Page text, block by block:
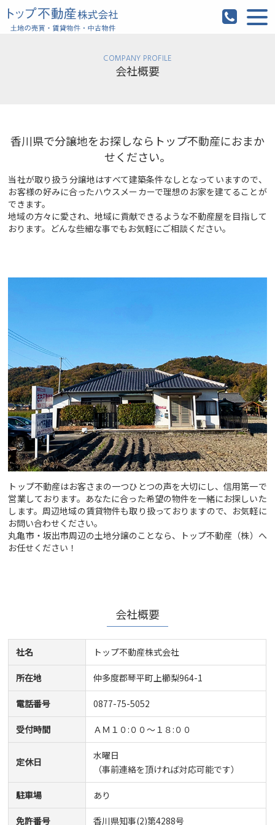
COMPANY PROFILE
会社概要
香川県で分譲地をお探しならトップ不動産におまか
せください。
当社が取り扱う分譲地はすべて建築条件なしとなっていますので、
お客様の好みに合ったハウスメーカーで理想のお家を建てることが
できます。
地域の方々に愛され、地域に貢献できるような不動産屋を目指して
おります。どんな些細な事でもお気軽にご相談ください。
トップ不動産はお客さまの一つひとつの声を大切にし、信用第一で
営業しております。あなたに合った希望の物件を一緒にお探しいた
します。周辺地域の賃貸物件も取り扱っておりますので、お気軽に
お問い合わせください。
丸亀市・坂出市周辺の土地分譲のことなら、トップ不動産（株）へ
お任せください！
会社概要
社名 トップ不動産株式会社
所在地 仲多度郡琴平町上櫛梨964-1
電話番号 0877-75-5052
受付時間 ＡＭ１０:００～１８:００
定休日
水曜日
（事前連絡を頂ければ対応可能です）
駐車場 あり
免許番号 香川県知事(2)第4288号